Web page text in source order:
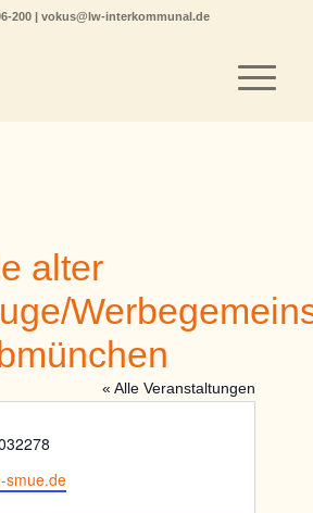
200 | vokus@lw-interkommunal.de
alter
« Alle Veranstaltungen
smue.de